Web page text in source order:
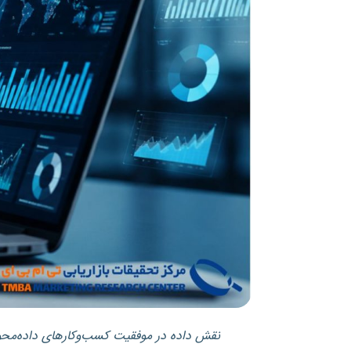
نقش داده در موفقیت کسب‌وکارهای